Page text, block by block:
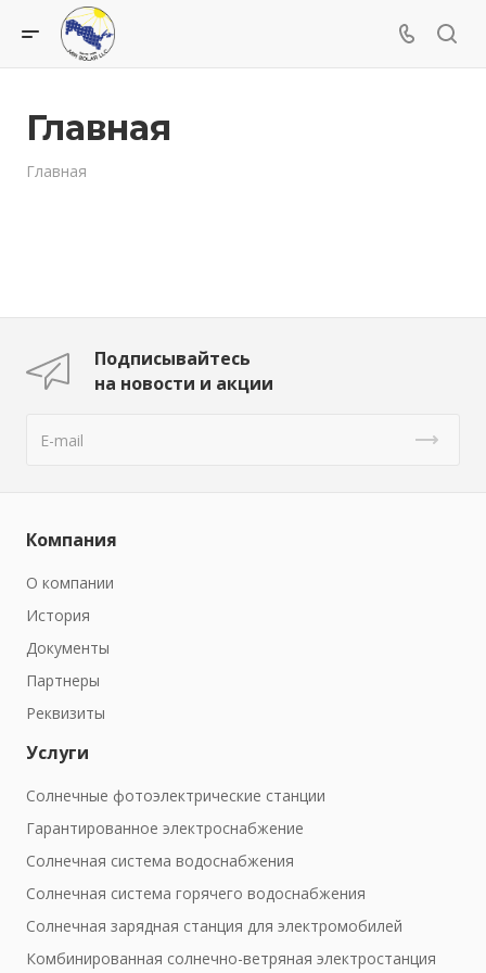
Главная
Главная
Подписывайтесь
на новости и акции
Компания
О компании
История
Документы
Партнеры
Реквизиты
Услуги
Солнечные фотоэлектрические станции
Гарантированное электроснабжение
Солнечная система водоснабжения
Солнечная система горячего водоснабжения
Солнечная зарядная станция для электромобилей
Комбинированная солнечно-ветряная электростанция